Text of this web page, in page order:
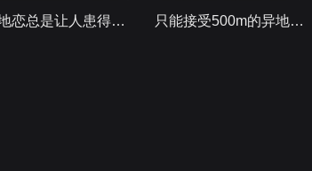
异地恋总是让人患得患失。。。 只能接受500m的异地恋，电动车没电了......